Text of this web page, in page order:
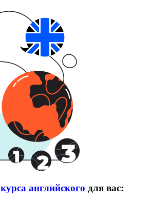
курса английского для вас: